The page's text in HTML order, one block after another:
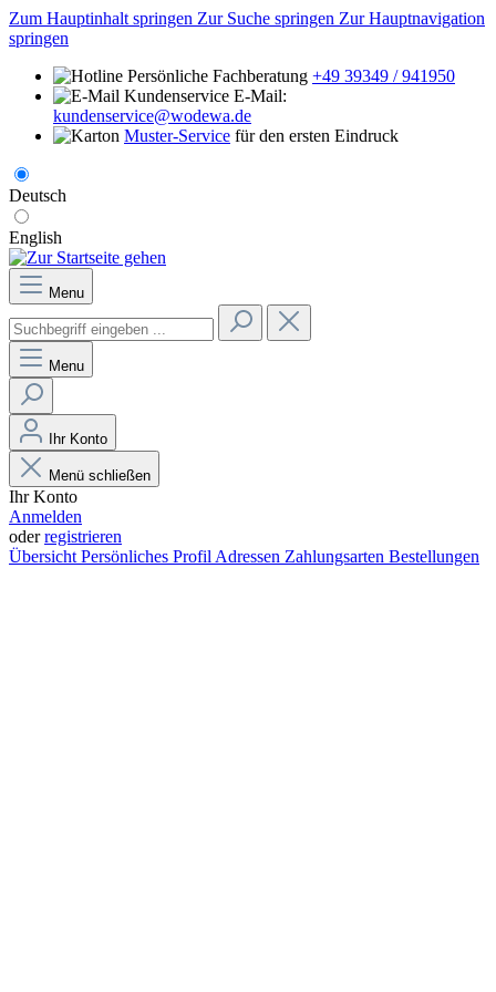
Zum Hauptinhalt springen Zur Suche springen Zur Hauptnavigation
springen
Persönliche Fachberatung +49 39349 / 941950
E-Mail:
kundenservice@wodewa.de
Muster-Service für den ersten Eindruck
Deutsch
English
Menu
Menu
Ihr Konto
Menü schließen
Ihr Konto
Anmelden
oderregistrieren
Übersicht Persönliches Profil Adressen Zahlungsarten Bestellungen